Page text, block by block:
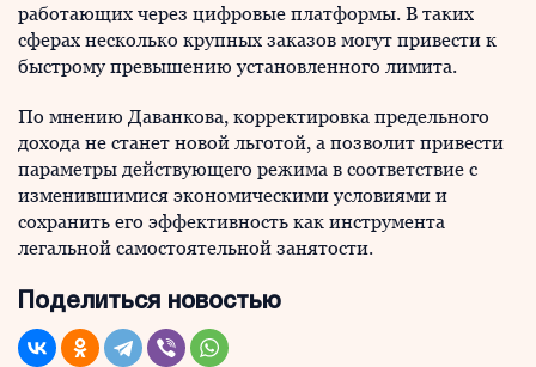
работающих через цифровые платформы. В таких
сферах несколько крупных заказов могут привести к
быстрому превышению установленного лимита.
По мнению Даванкова, корректировка предельного
дохода не станет новой льготой, а позволит привести
параметры действующего режима в соответствие с
изменившимися экономическими условиями и
сохранить его эффективность как инструмента
легальной самостоятельной занятости.
Поделиться новостью